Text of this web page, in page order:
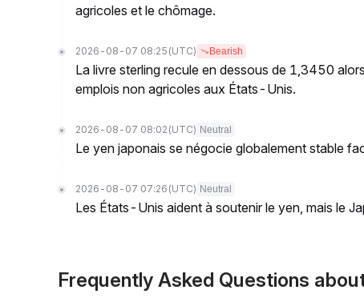
agricoles et le chômage.
2026-08-07 08:25 (UTC) Bearish
La livre sterling recule en dessous de 1,3450
emplois non agricoles aux États-Unis.
2026-08-07 08:02 (UTC) Neutral
Le yen japonais se négocie globalement stable
2026-08-07 07:26 (UTC) Neutral
Les États-Unis aident à soutenir le yen, mais le
Frequently Asked Questions